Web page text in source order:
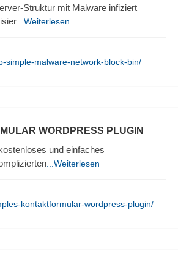
Struktur mit Malware infiziert
...Weiterlesen
simple-malware-network-block-bin/
WORDPRESS PLUGIN
und einfaches
...Weiterlesen
kontaktformular-wordpress-plugin/